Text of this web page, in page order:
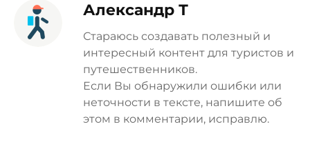
Александр Т
Стараюсь создавать полезный и
интересный контент для туристов и
путешественников.
Если Вы обнаружили ошибки или
неточности в тексте, напишите об
этом в комментарии, исправлю.